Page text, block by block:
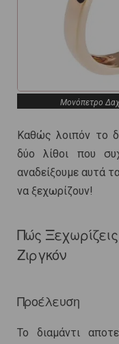
Μονόπετρο
Καθώς λοιπόν το
δύο λίθοι που
αναδείξουμε αυτά
να ξεχωρίζουν!
Πώς
Ζιργκόν
Προέλευση
Το διαμάντι